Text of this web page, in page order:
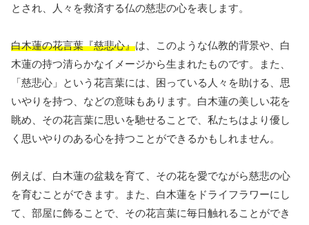
とされ、人々を救済する仏の慈悲の心を表します。
白木蓮の花言葉『慈悲心』は、このような仏教的背景や、白
木蓮の持つ清らかなイメージから生まれたものです。また、
「慈悲心」という花言葉には、困っている人々を助ける、思
いやりを持つ、などの意味もあります。白木蓮の美しい花を
眺め、その花言葉に思いを馳せることで、私たちはより優し
く思いやりのある心を持つことができるかもしれません。
例えば、白木蓮の盆栽を育て、その花を愛でながら慈悲の心
を育むことができます。また、白木蓮をドライフラワーにし
て、部屋に飾ることで、その花言葉に毎日触れることができ